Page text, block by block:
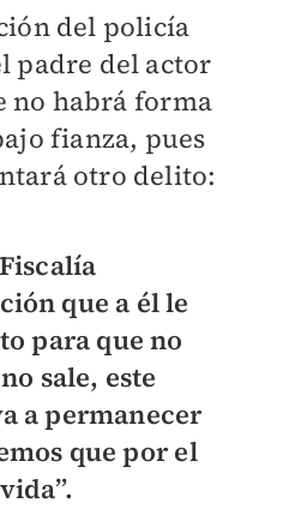
del policía
padre del actor
no habrá forma
fianza, pues
otro delito:
que a él le
para que no
sale, este
a permanecer
que por el